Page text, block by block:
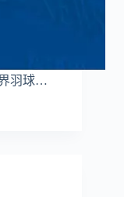
界羽球…